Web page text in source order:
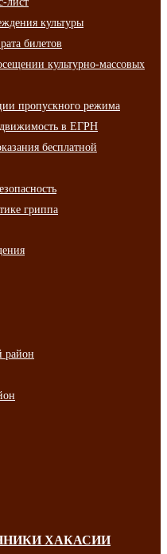
культуры
билетов
культурно-массовых
пропускного режима
в ЕГРН
бесплатной
гриппа
район
ХАКАСИИ